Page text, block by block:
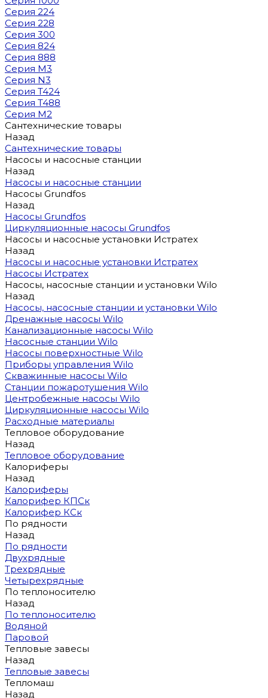
Серия 224
Серия 228
Серия 300
Серия 824
Серия 888
Серия M3
Серия N3
Серия T424
Серия T488
Серия М2
Сантехнические товары
Назад
Сантехнические товары
Насосы и насосные станции
Назад
Насосы и насосные станции
Насосы Grundfos
Назад
Насосы Grundfos
Циркуляционные насосы Grundfos
Насосы и насосные установки Истратех
Назад
Насосы и насосные установки Истратех
Насосы Истратех
Насосы, насосные станции и установки Wilo
Назад
Насосы, насосные станции и установки Wilo
Дренажные насосы Wilo
Канализационные насосы Wilo
Насосные станции Wilo
Насосы поверхностные Wilo
Приборы управления Wilo
Скважинные насосы Wilo
Станции пожаротушения Wilo
Центробежные насосы Wilo
Циркуляционные насосы Wilo
Расходные материалы
Тепловое оборудование
Назад
Тепловое оборудование
Калориферы
Назад
Калориферы
Калорифер КПСк
Калорифер КСк
По рядности
Назад
По рядности
Двухрядные
Трехрядные
Четырехрядные
По теплоносителю
Назад
По теплоносителю
Водяной
Паровой
Тепловые завесы
Назад
Тепловые завесы
Тепломаш
Назад